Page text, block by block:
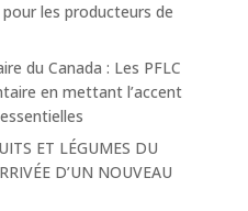
les producteurs de
du Canada : Les PFLC
en mettant l’accent
ET LÉGUMES DU
D’UN NOUVEAU